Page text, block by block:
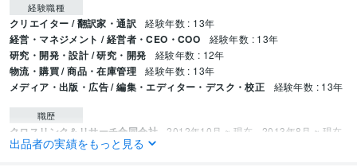
経験職種
クリエイター / 翻訳家・通訳 経験年数 : 13年
経営・マネジメント / 経営者・CEO・COO 経験年数 : 13年
研究・開発・設計 / 研究・開発 経験年数 : 12年
物流・購買 / 商品・在庫管理 経験年数 : 13年
メディア・出版・広告 / 編集・エディター・デスク・校正 経験年数 : 13年
職歴
クロスリンク＆リサーチ合同会社 2012年10月 ~ 現在
2013年8月 ~ 現在
2013年4月 ~ 現在 2014年3月 ~ 現在
出品者の実績をもっと見る